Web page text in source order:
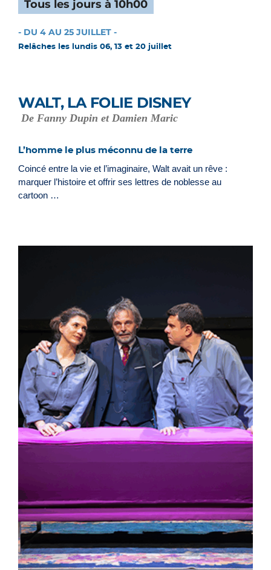
Tous les jours à 10h00
- DU 4 AU 25 JUILLET -
Relâches les lundis 06, 13 et 20 juillet
WALT, LA FOLIE DISNEY
De Fanny Dupin et Damien Maric
L’homme le plus méconnu de la terre
Coincé entre la vie et l’imaginaire, Walt avait un rêve :
marquer l’histoire et offrir ses lettres de noblesse au
cartoon …